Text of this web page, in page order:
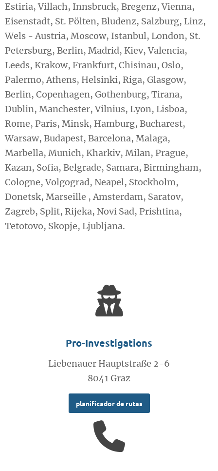
Estiria, Villach, Innsbruck, Bregenz, Vienna,
Eisenstadt, St. Pölten, Bludenz, Salzburg, Linz,
Wels - Austria, Moscow, Istanbul, London, St.
Petersburg, Berlin, Madrid, Kiev, Valencia,
Leeds, Krakow, Frankfurt, Chisinau, Oslo,
Palermo, Athens, Helsinki, Riga, Glasgow,
Berlin, Copenhagen, Gothenburg, Tirana,
Dublin, Manchester, Vilnius, Lyon, Lisboa,
Rome, Paris, Minsk, Hamburg, Bucharest,
Warsaw, Budapest, Barcelona, ​​Malaga,
Marbella, Munich, Kharkiv, Milan, Prague,
Kazan, Sofia, Belgrade, Samara, Birmingham,
Cologne, Volgograd, Neapel, Stockholm,
Donetsk, Marseille , Amsterdam, Saratov,
Zagreb, Split, Rijeka, Novi Sad, Prishtina,
Tetotovo, Skopje, Ljubljana.
Pro-Investigations
Liebenauer Hauptstraße 2-6
8041 Graz
planificador de rutas